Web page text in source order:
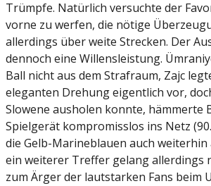
Trümpfe. Natürlich versuchte der
vorne zu werfen, die nötige
allerdings über weite Strecken. Der
dennoch eine Willensleistung.
Ball nicht aus dem Strafraum, Zajc
eleganten Drehung eigentlich vor,
Slowene ausholen konnte, hämmerte
Spielgerät kompromisslos ins Netz
die Gelb-Marineblauen auch weiterhin
ein weiterer Treffer gelang allerdings
zum Ärger der lautstarken Fans beim